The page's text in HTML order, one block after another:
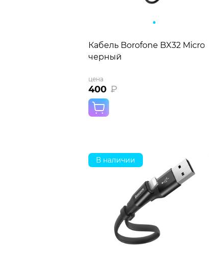
Кабель Borofone BX32
черный
цена
400 ₽
В наличии